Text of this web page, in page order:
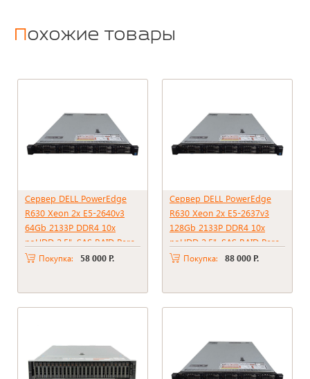
Похожие товары
Сервер DELL PowerEdge
R630 Xeon 2x E5-2640v3
64Gb 2133P DDR4 10x
noHDD 2.5", SAS RAID Perc
H330, 2*PSU 495W
Покупка: 58 000 Р.
Сервер DELL PowerEdge
R630 Xeon 2x E5-2637v3
128Gb 2133P DDR4 10x
noHDD 2.5", SAS RAID Perc
H330, 2*PSU 750W
Покупка: 88 000 Р.